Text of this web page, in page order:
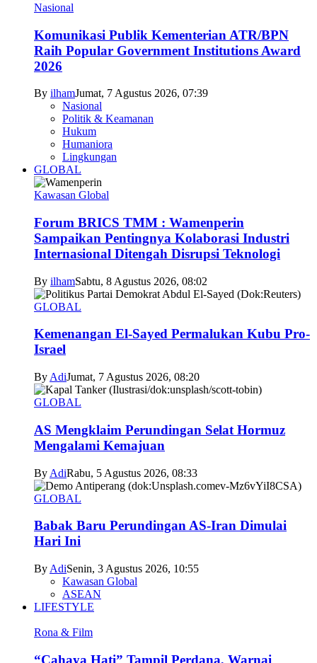
Nasional
Komunikasi Publik Kementerian ATR/BPN
Raih Popular Government Institutions Award
2026
By ilhamJumat, 7 Agustus 2026, 07:39
Nasional
Politik & Keamanan
Hukum
Humaniora
Lingkungan
GLOBAL
Kawasan Global
Forum BRICS TMM : Wamenperin
Sampaikan Pentingnya Kolaborasi Industri
Internasional Ditengah Disrupsi Teknologi
By ilhamSabtu, 8 Agustus 2026, 08:02
GLOBAL
Kemenangan El-Sayed Permalukan Kubu Pro-
Israel
By AdiJumat, 7 Agustus 2026, 08:20
GLOBAL
AS Mengklaim Perundingan Selat Hormuz
Mengalami Kemajuan
By AdiRabu, 5 Agustus 2026, 08:33
GLOBAL
Babak Baru Perundingan AS-Iran Dimulai
Hari Ini
By AdiSenin, 3 Agustus 2026, 10:55
Kawasan Global
ASEAN
LIFESTYLE
Rona & Film
“Cahaya Hati” Tampil Perdana, Warnai